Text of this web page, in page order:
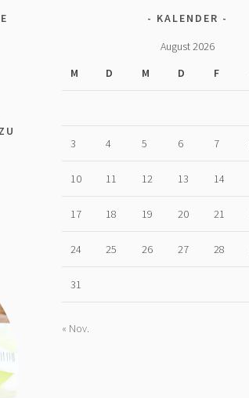
KALENDER
August 2026
M
D M D F
3 4 5 6 7
10 11 12 13 14
17 18 19 20 21
24 25 26 27 28
31
« Nov.